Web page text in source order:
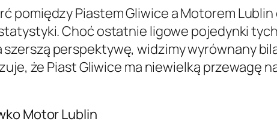
pomiędzy Piastem Gliwice a Motorem
Choć ostatnie ligowe pojedynki
perspektywę, widzimy wyrównany
że Piast Gliwice ma niewielką przewagę
Motor Lublin